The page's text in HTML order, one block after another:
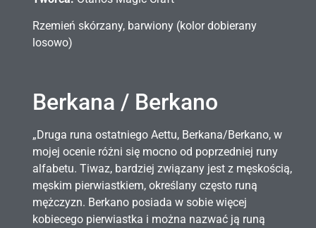
Rzemień skórzany, barwiony (kolor dobierany
losowo)
Berkana / Berkano
„Druga runa ostatniego Aettu, Berkana/Berkano, w
mojej ocenie różni się mocno od poprzedniej runy
alfabetu. Tiwaz, bardziej związany jest z męskością,
męskim pierwiastkiem, określany często runą
mężczyzn. Berkano posiada w sobie więcej
kobiecego pierwiastka i można nazwać ją runą